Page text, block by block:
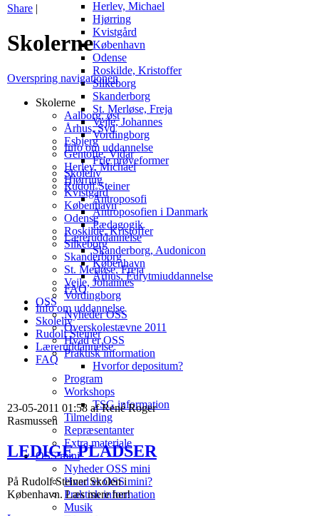
Herlev, Michael
Hjørring
Kvistgård
København
Odense
Roskilde, Kristoffer
Silkeborg
Skanderborg
St. Merløse, Freja
Vejle, Johannes
Vordingborg
Info om uddannelse
Frie prøveformer
Skoleliv
Rudolf Steiner
Antroposofi
Antroposofien i Danmark
Pædagogik
Læreruddannelse
Skanderborg, Audonicon
København
Århus, Eurytmiuddannelse
FAQ
OSS
Nyheder OSS
Overskolestævne 2011
Hvad er OSS
Praktisk information
Hvorfor depositum?
Program
Workshops
TSG information
Tilmelding
Repræsentanter
Extra materiale
OSS mini
Nyheder OSS mini
Hvad er OSS mini?
Praktisk information
Musik
Share |
Skolerne
Overspring navigationen
Skolerne
Aalborg, øst
Århus, Syd
Esbjerg
Gentofte, Vidar
Herlev, Michael
Hjørring
Kvistgård
København
Odense
Roskilde, Kristoffer
Silkeborg
Skanderborg
St. Merløse, Freja
Vejle, Johannes
Vordingborg
Info om uddannelse
Skoleliv
Rudolf Steiner
Læreruddannelse
FAQ
23-05-2011 01:58 af René Roger
Rasmussen
LEDIGE PLADSER
På Rudolf Steiner Skolen i
København. Læs mere her!